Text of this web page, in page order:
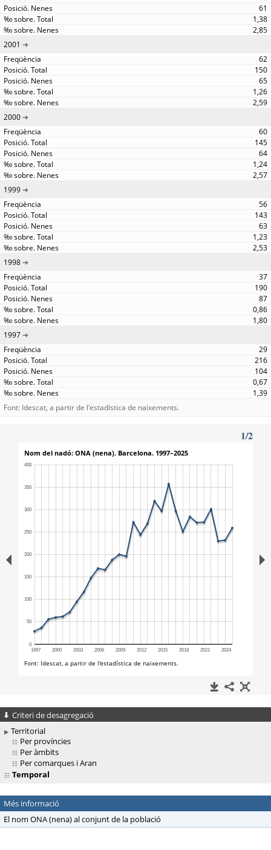
61
1,38
2,85
2001
62
150
65
1,26
2,59
2000
60
145
64
1,24
2,57
1999
56
143
63
1,23
2,53
1998
37
190
87
0,86
1,80
1997
29
216
104
0,67
1,39
Font: Idescat, a partir de l'estadística de naixements.
Criteri de desagregació
Territorial
Per províncies
Per àmbits
Per comarques i Aran
Temporal
Més informació
El nom ONA (nena) al conjunt de la població